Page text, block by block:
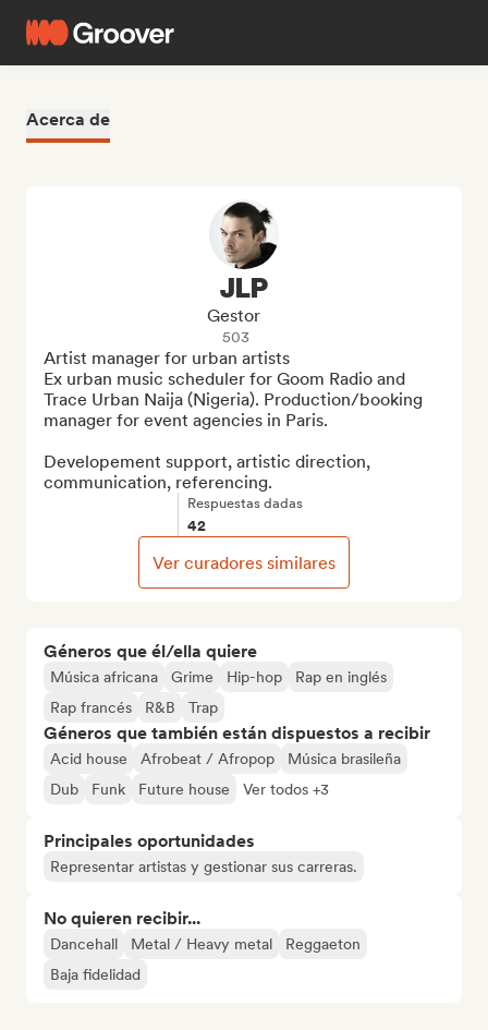
Acerca de
Géneros que él/ella quiere
Música africana Grime Hip-hop
Rap en inglés
Rap francés
R&B Trap
Géneros que también están dispuestos a recibir
Acid house Afrobeat / Afropop
Música brasileña
Dub
Funk Future house Ver todos +3
Principales oportunidades
Representar artistas y gestionar sus carreras.
No quieren recibir...
Dancehall Metal / Heavy metal
Reggaeton
Baja fidelidad
JLP
Gestor
503
Artist manager for urban artists
Ex urban music scheduler for Goom Radio and
Trace Urban Naija (Nigeria). Production/booking
manager for event agencies in Paris.
Developement support, artistic direction,
communication, referencing.
Respuestas dadas
42
Ver curadores similares